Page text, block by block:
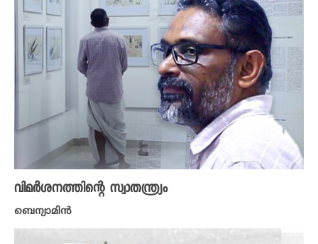
വിമർശനത്തിന്റെ സ്വാതന്ത്ര്യം
ബെന്യാമിൻ